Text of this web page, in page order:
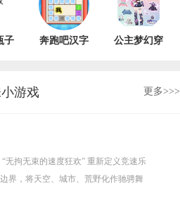
子
奔跑吧汉字
公主梦幻穿
游戏 更多>>>
无拘无束的速度狂欢” 重新定义竞速乐
界，将天空、城市、荒野化作驰骋舞